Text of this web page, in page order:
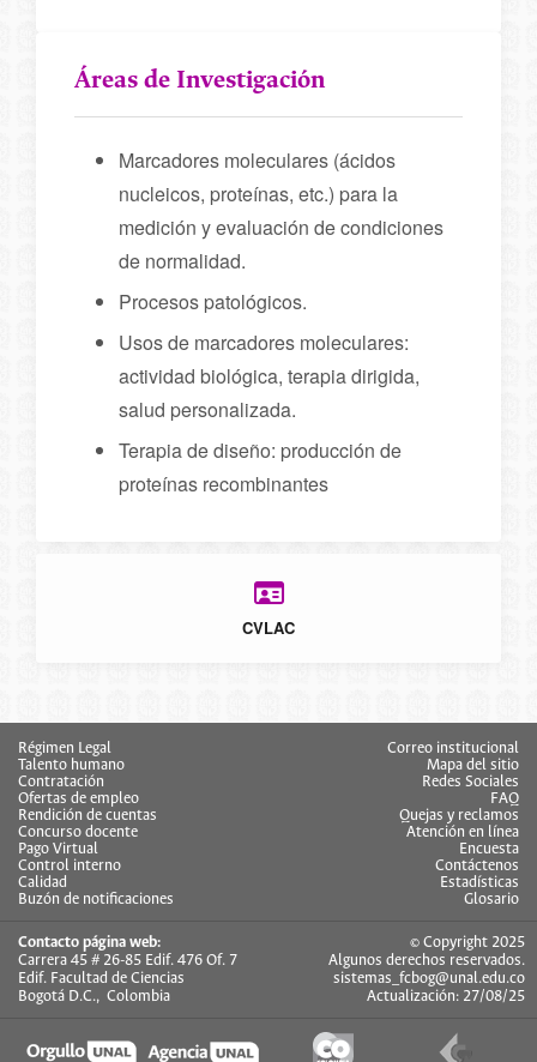
Áreas de Investigación
Marcadores moleculares (ácidos
nucleicos, proteínas, etc.) para la
medición y evaluación de condiciones
de normalidad.
Procesos patológicos.
Usos de marcadores moleculares:
actividad biológica, terapia dirigida,
salud personalizada.
Terapia de diseño: producción de
proteínas recombinantes
CVLAC
Régimen Legal
Talento humano
Contratación
Ofertas de empleo
Rendición de cuentas
Concurso docente
Pago Virtual
Control interno
Calidad
Buzón de notificaciones
Correo institucional
Mapa del sitio
Redes Sociales
FAQ
Quejas y reclamos
Atención en línea
Encuesta
Contáctenos
Estadísticas
Glosario
Contacto página web:
Carrera 45 # 26-85 Edif. 476 Of. 7
Edif. Facultad de Ciencias
Bogotá D.C., Colombia
© Copyright 2025
Algunos derechos reservados.
sistemas_fcbog@unal.edu.co
Actualización: 27/08/25